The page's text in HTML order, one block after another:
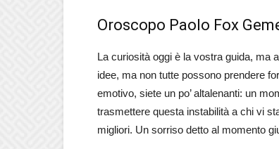
Oroscopo Paolo Fox
La curiosità oggi è la vostra guida, ma
idee, ma non tutte possono prendere
emotivo, siete un po’ altalenanti: un
trasmettere questa instabilità a chi vi
migliori. Un sorriso detto al momento